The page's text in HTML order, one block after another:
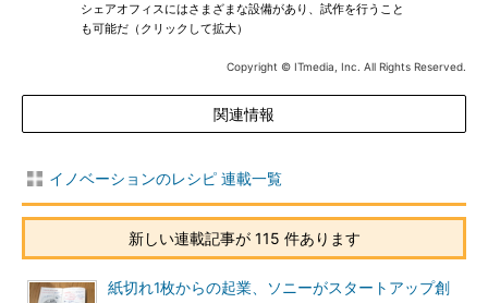
シェアオフィスにはさまざまな設備があり、試作を行うこと
も可能だ（クリックして拡大）
Copyright © ITmedia, Inc. All Rights Reserved.
関連情報
イノベーションのレシピ 連載一覧
新しい連載記事が 115 件あります
紙切れ1枚からの起業、ソニーがスタートアップ創